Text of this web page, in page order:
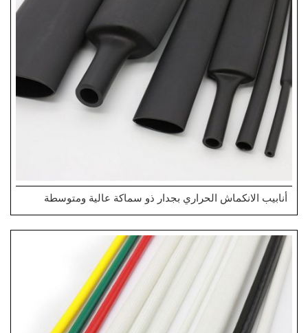
أنابيب الانكماش الحراري بجدار ذو سماكة عالية ومتوسطة